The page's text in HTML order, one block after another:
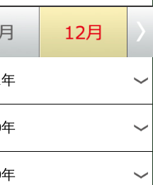
2015年